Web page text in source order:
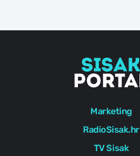
Marketing
RadioSisak.hr
TV Sisak